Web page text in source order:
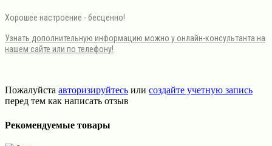
Хорошее настроение - бесценно!
Узнать дополнительную информацию можно у онлайн-консультанта на
нашем сайте или по телефону!
Пожалуйста авторизируйтесь или создайте учетную запись
перед тем как написать отзыв
Рекомендуемые товары